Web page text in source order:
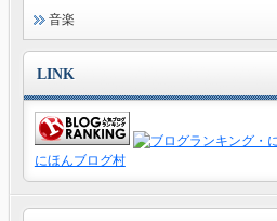
音楽
LINK
にほんブログ村